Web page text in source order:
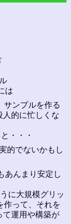
は
ンプルを作る
人的に忙しくな
・・・
でないかもし
んまり安定し
に大規模グリッ
って、それを
て運用や構築が